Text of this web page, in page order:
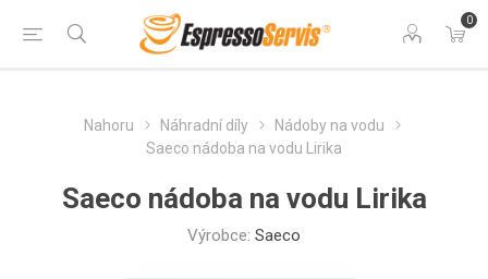
0
Nahoru Náhradní díly
Nádoby na vodu
Saeco nádoba na vodu Lirika
Saeco nádoba na vodu Lirika
Výrobce: Saeco